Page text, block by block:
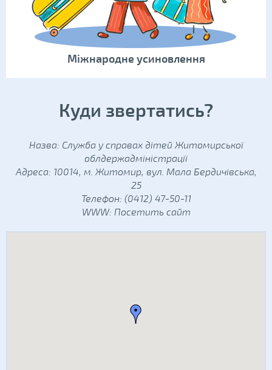
Міжнародне усиновлення
Куди звертатись?
Назва: Служба у справах дітей Житомирської
облдержадміністрації
Адреса: 10014, м. Житомир, вул. Мала Бердичівська,
25
Телефон: (0412) 47-50-11
WWW: Посетить сайт